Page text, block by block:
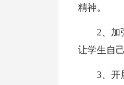
精神。
2、加
让学生自
3、开